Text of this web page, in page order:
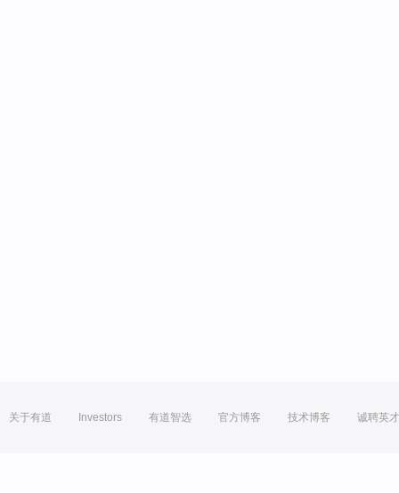
关于有道 Investors 有道智选 官方博客 技术博客 诚聘英才